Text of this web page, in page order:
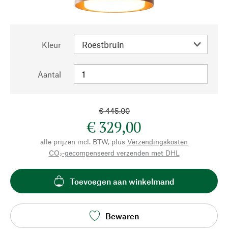
Kleur
Aantal
€ 445,00
€ 329,00
alle prijzen incl. BTW, plus Verzendingskosten
CO₂-gecompenseerd verzenden met DHL
Toevoegen aan winkelmand
Bewaren